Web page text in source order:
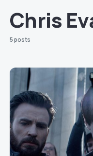
Chris
5 posts